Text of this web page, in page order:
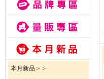
本月新品＞＞